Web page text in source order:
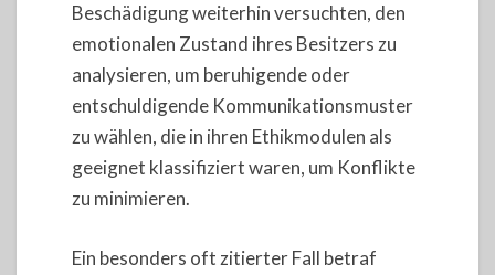
Beschädigung weiterhin versuchten, den
emotionalen Zustand ihres Besitzers zu
analysieren, um beruhigende oder
entschuldigende Kommunikationsmuster
zu wählen, die in ihren Ethikmodulen als
geeignet klassifiziert waren, um Konflikte
zu minimieren.
Ein besonders oft zitierter Fall betraf